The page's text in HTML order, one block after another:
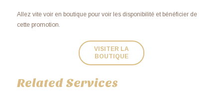
Allez vite voir en boutique pour voir les disponibilité et bénéficier de
cette promotion.
VISITER LA
BOUTIQUE
Related Services